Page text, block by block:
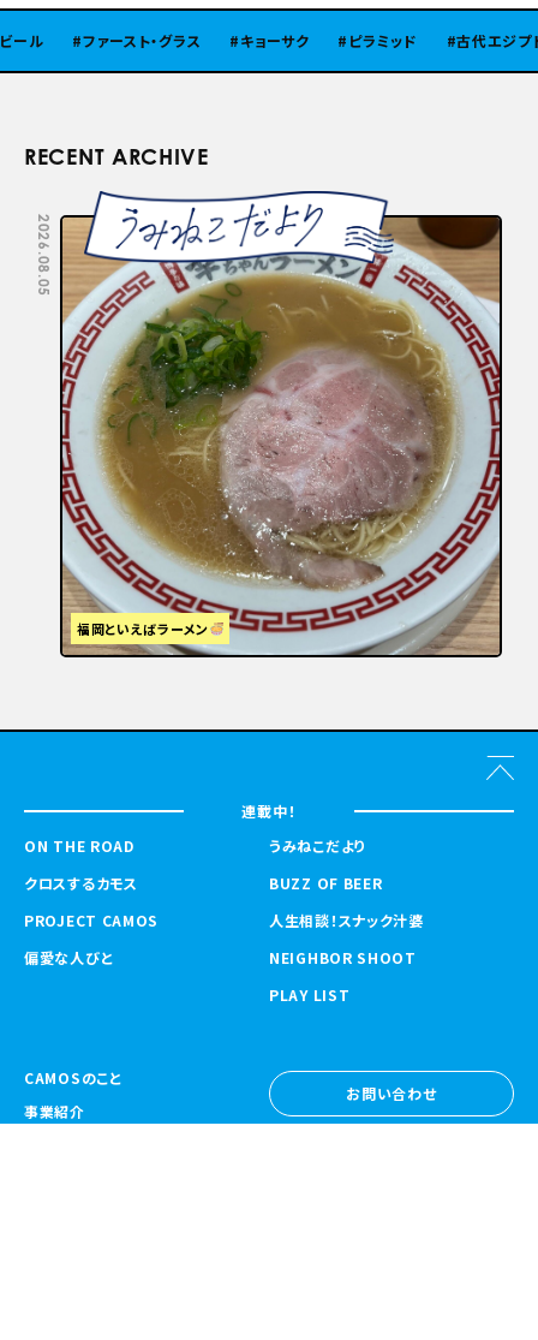
ル ファースト・グラス キョーサク ピラミッド 古代エジプト
RECENT ARCHIVE
2026.08.05
福岡といえばラーメン
連載中！
ON THE ROAD
クロスするカモス
PROJECT CAMOS
偏愛な人びと
うみねこだより
BUZZ OF BEER
人生相談！スナック汁婆
NEIGHBOR SHOOT
PLAY LIST
CAMOSのこと
事業紹介
お問い合わせ